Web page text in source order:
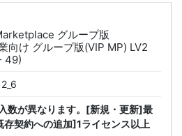
グループ版
向け グループ版(VIP MP) LV2
49)
数が異なります。[新規・更新]最
契約への追加]1ライセンス以上